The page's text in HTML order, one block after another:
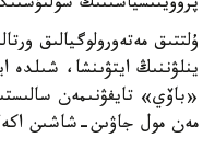
ۇلتتىق مەتەورولوگيالىق
ينلۋننىڭ ايتۋىنشا، شىلدە
«باۆي» تايفۋنىمەن
مەن مول جاۋىن-شاشىن